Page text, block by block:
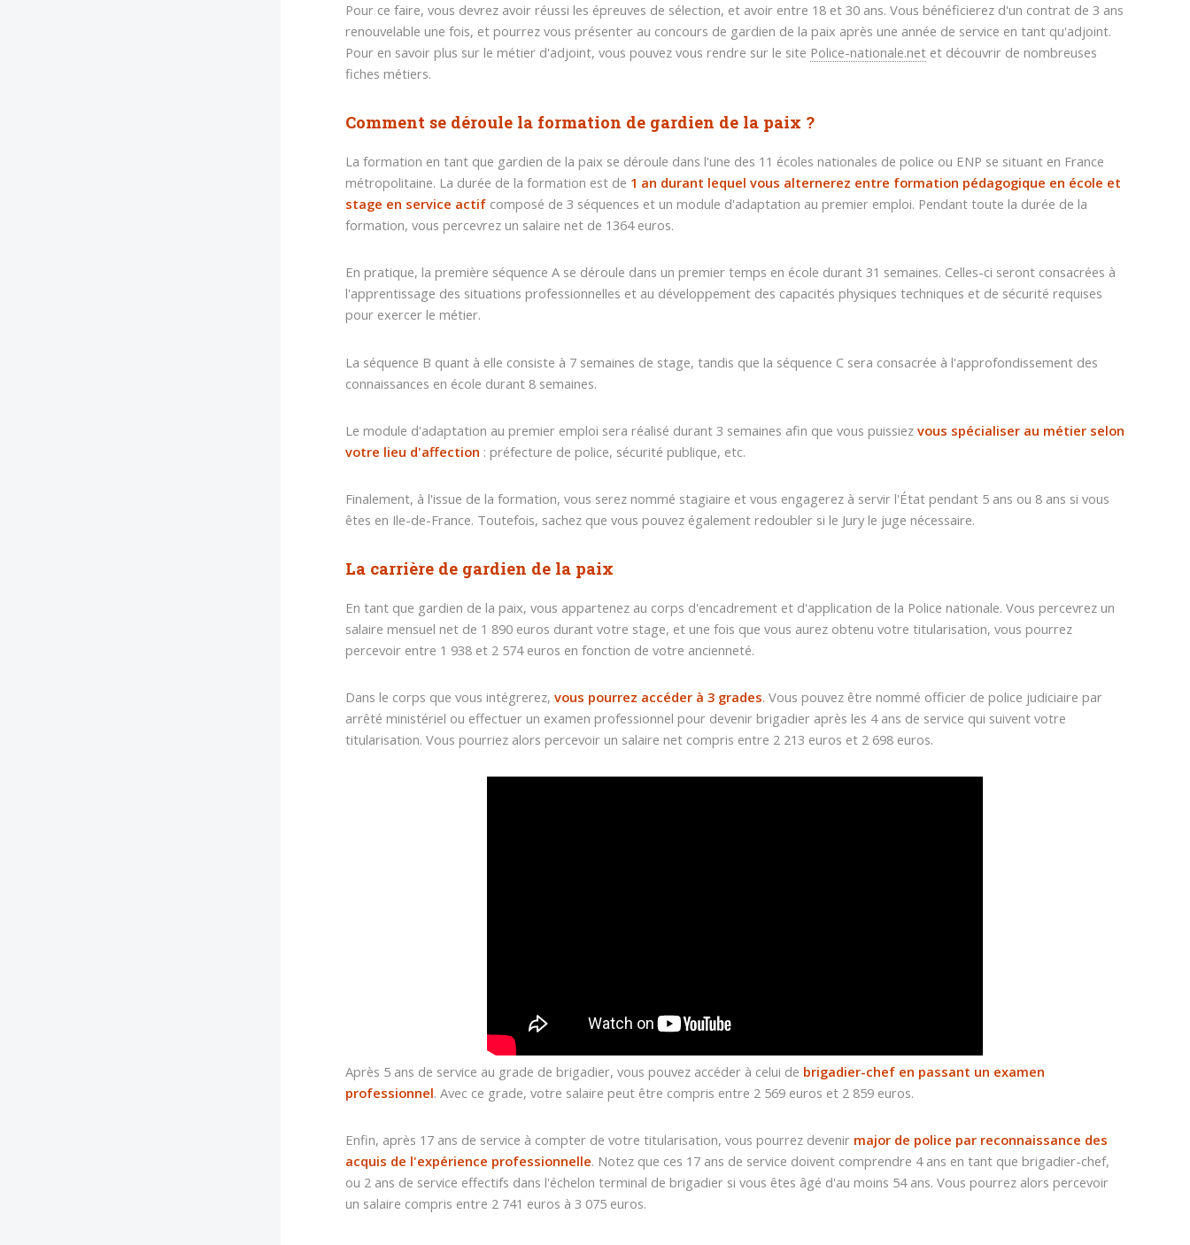
Pour ce faire, vous devrez avoir réussi les épreuves de sélection, et avoir entre 18 et 30 ans. Vous bénéficierez d'un contrat de 3 ans
renouvelable une fois, et pourrez vous présenter au concours de gardien de la paix après une année de service en tant qu'adjoint.
Pour en savoir plus sur le métier d'adjoint, vous pouvez vous rendre sur le site Police-nationale.net et découvrir de nombreuses
fiches métiers.
Comment se déroule la formation de gardien de la paix ?
La formation en tant que gardien de la paix se déroule dans l'une des 11 écoles nationales de police ou ENP se situant en France
métropolitaine. La durée de la formation est de 1 an durant lequel vous alternerez entre formation pédagogique en école et
stage en service actif composé de 3 séquences et un module d'adaptation au premier emploi. Pendant toute la durée de la
formation, vous percevrez un salaire net de 1364 euros.
En pratique, la première séquence A se déroule dans un premier temps en école durant 31 semaines. Celles-ci seront consacrées à
l'apprentissage des situations professionnelles et au développement des capacités physiques techniques et de sécurité requises
pour exercer le métier.
La séquence B quant à elle consiste à 7 semaines de stage, tandis que la séquence C sera consacrée à l'approfondissement des
connaissances en école durant 8 semaines.
Le module d'adaptation au premier emploi sera réalisé durant 3 semaines afin que vous puissiezvous spécialiser au métier selon
votre lieu d'affection : préfecture de police, sécurité publique, etc.
Finalement, à l'issue de la formation, vous serez nommé stagiaire et vous engagerez à servir l'État pendant 5 ans ou 8 ans si vous
êtes en Ile-de-France. Toutefois, sachez que vous pouvez également redoubler si le Jury le juge nécessaire.
La carrière de gardien de la paix
En tant que gardien de la paix, vous appartenez au corps d'encadrement et d'application de la Police nationale. Vous percevrez un
salaire mensuel net de 1 890 euros durant votre stage, et une fois que vous aurez obtenu votre titularisation, vous pourrez
percevoir entre 1 938 et 2 574 euros en fonction de votre ancienneté.
Dans le corps que vous intégrerez,vous pourrez accéder à 3 grades. Vous pouvez être nommé officier de police judiciaire par
arrêté ministériel ou effectuer un examen professionnel pour devenir brigadier après les 4 ans de service qui suivent votre
titularisation. Vous pourriez alors percevoir un salaire net compris entre 2 213 euros et 2 698 euros.
Après 5 ans de service au grade de brigadier, vous pouvez accéder à celui de brigadier-chef en passant un examen
professionnel. Avec ce grade, votre salaire peut être compris entre 2 569 euros et 2 859 euros.
Enfin, après 17 ans de service à compter de votre titularisation, vous pourrez devenir major de police par reconnaissance des
acquis de l'expérience professionnelle. Notez que ces 17 ans de service doivent comprendre 4 ans en tant que brigadier-chef,
ou 2 ans de service effectifs dans l'échelon terminal de brigadier si vous êtes âgé d'au moins 54 ans. Vous pourrez alors percevoir
un salaire compris entre 2 741 euros à 3 075 euros.